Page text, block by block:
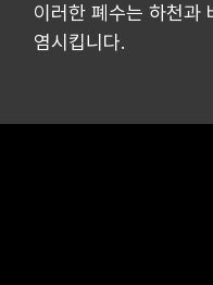
이러한 폐수는 하천과
염시킵니다.